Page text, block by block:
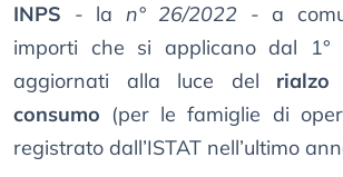
INPS - la n° 26/2022 - a
importi che si applicano dal 1°
aggiornati alla luce del
consumo (per le famiglie di
registrato dall’ISTAT nell’ultimo